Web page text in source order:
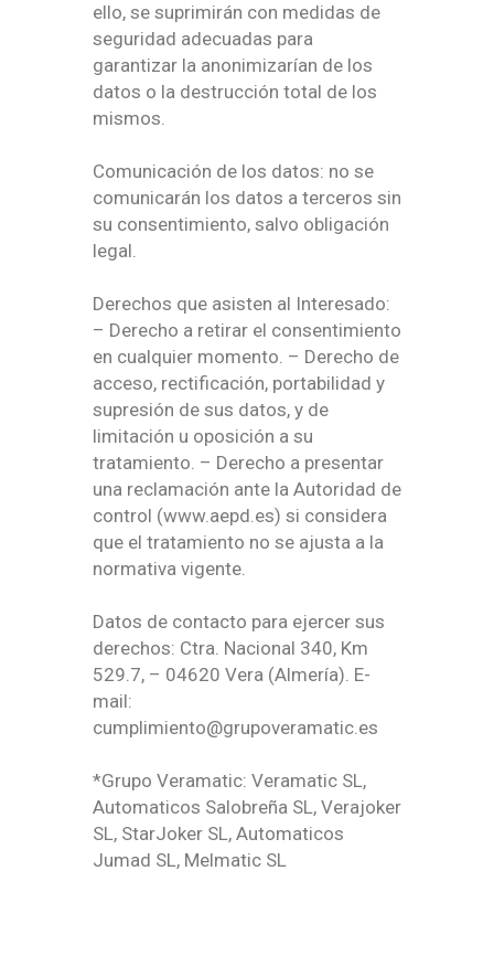
ello, se suprimirán con medidas de
seguridad adecuadas para
garantizar la anonimizarían de los
datos o la destrucción total de los
mismos.
Comunicación de los datos: no se
comunicarán los datos a terceros sin
su consentimiento, salvo obligación
legal.
Derechos que asisten al Interesado:
– Derecho a retirar el consentimiento
en cualquier momento. – Derecho de
acceso, rectificación, portabilidad y
supresión de sus datos, y de
limitación u oposición a su
tratamiento. – Derecho a presentar
una reclamación ante la Autoridad de
control (www.aepd.es) si considera
que el tratamiento no se ajusta a la
normativa vigente.
Datos de contacto para ejercer sus
derechos: Ctra. Nacional 340, Km
529.7, – 04620 Vera (Almería). E-
mail:
cumplimiento@grupoveramatic.es
*Grupo Veramatic: Veramatic SL,
Automaticos Salobreña SL, Verajoker
SL, StarJoker SL, Automaticos
Jumad SL, Melmatic SL